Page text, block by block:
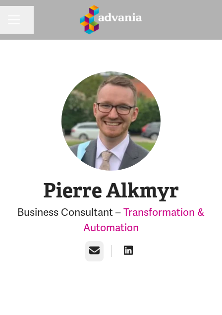
Pierre Alkmyr
Business Consultant –Transformation &
Automation
E-post